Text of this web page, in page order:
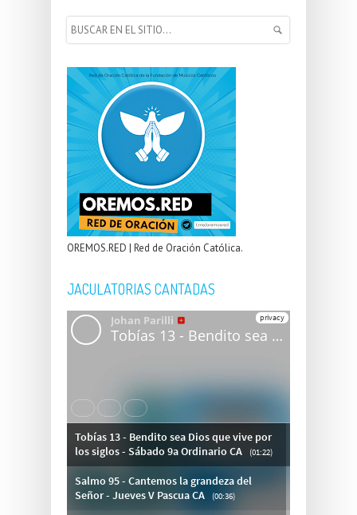
OREMOS.RED | Red de Oración Católica.
JACULATORIAS CANTADAS